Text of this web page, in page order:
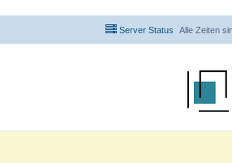
Alle Zeiten
Server Status